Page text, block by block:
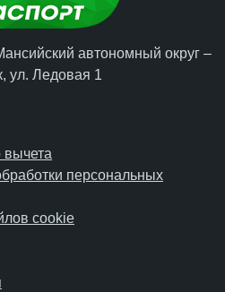
автономный округ –
, ул. Ледовая 1
вычета
персональных
cookie